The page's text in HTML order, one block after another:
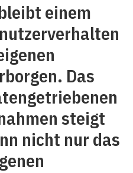
einem
Das
steigt
nicht nur das